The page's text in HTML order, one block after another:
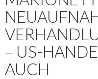
– US-
AUCH